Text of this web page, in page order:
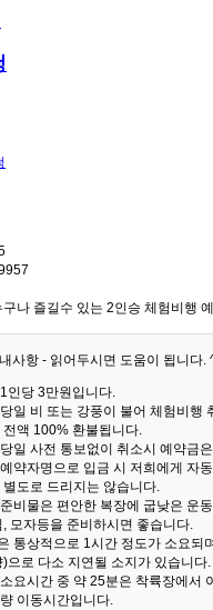
나 즐길수 있는 2인승 체험비행
사항 - 읽어두시면 도움이 됩니다.
인당 3만원입니다.
일 비 또는 강풍이 불어 체험비행
전액 100% 환불됩니다.
일 사전 통보없이 취소시 예약금
약자명으로 입금 시 저희에게 자
별도로 드리지는 않습니다.
비물은 편안한 복장에 굽낮은 운
, 모자등을 준비하시면 좋습니다.
통상적으로 1시간 정도가 소요되
)으로 다소 지연될 소지가 있습니다.
요시간 중 약 25분은 착륙장에서
이동시간입니다.